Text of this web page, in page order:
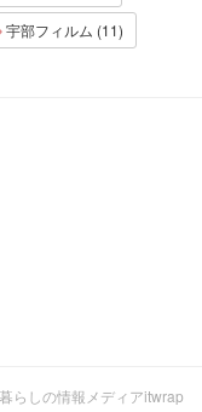
宇部フィルム (11)
らしの情報メディアitwrap